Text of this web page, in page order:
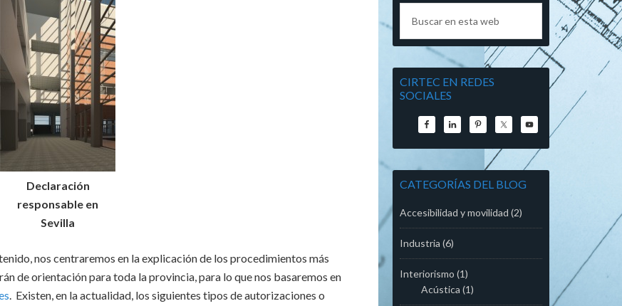
Declaración
responsable en
Sevilla
nos centraremos en la explicación de los procedimientos más
de orientación para toda la provincia, para lo que nos basaremos en
. Existen, en la actualidad, los siguientes tipos de autorizaciones o
CIRTEC EN REDES
SOCIALES
CATEGORÍAS DEL BLOG
Accesibilidad y movilidad (2)
Industria (6)
Interiorismo (1)
Acústica (1)